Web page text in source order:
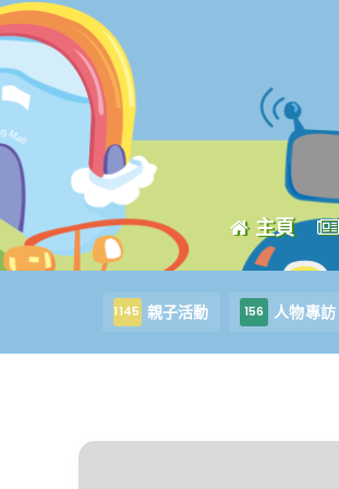
主頁
1145 親子活動 156 人物專訪